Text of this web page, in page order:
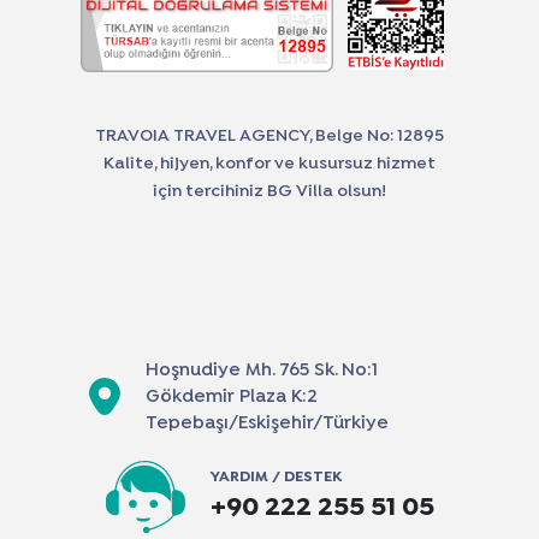
TRAVOIA TRAVEL AGENCY, Belge No: 12895
Kalite, hijyen, konfor ve kusursuz hizmet
için tercihiniz BG Villa olsun!
Hoşnudiye Mh. 765 Sk. No:1
Gökdemir Plaza K:2
Tepebaşı/Eskişehir/Türkiye
YARDIM / DESTEK
+90 222 255 51 05